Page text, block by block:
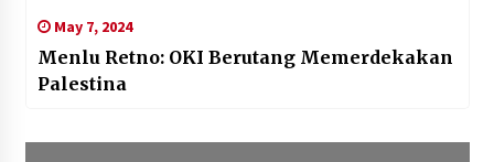
May 7, 2024
Menlu Retno: OKI Berutang Memerdekakan
Palestina